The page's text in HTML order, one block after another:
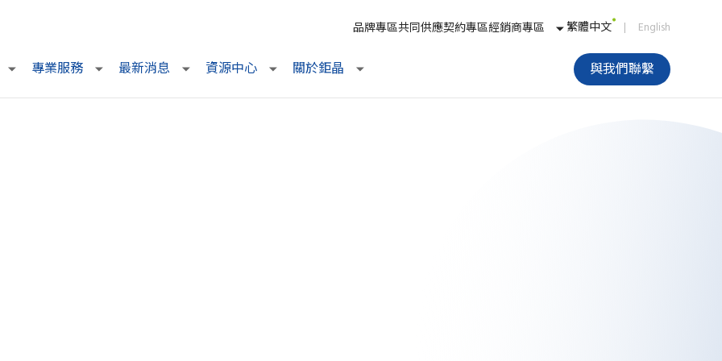
品牌專區共同供應契約專區經銷商專區 繁體中文 | English
專業服務 最新消息 資源中心 關於鉅晶 與我們聯繫